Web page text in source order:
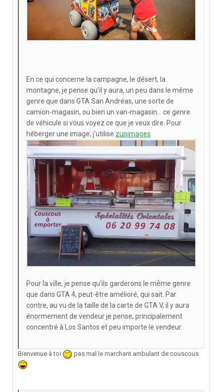
En ce qui concerne la campagne, le désert, la
montagne, je pense qu'il y aura, un peu dans le même
genre que dans GTA San Andréas, une sorte de
camion-magasin, ou bien un van-magasin... ce genre
de véhicule si vous voyez ce que je veux dire. Pour
héberger une image, j'utilise zupimages
Pour la ville, je pense qu'ils garderons le même genre
que dans GTA 4, peut-être amélioré, qui sait. Par
contre, au vu de la taille de la carte de GTA V, il y aura
énormement de vendeur je pense, principalement
concentré à Los Santos et peu importe le vendeur.
Bienvenue à toi pas mal le marchant ambulant de couscous